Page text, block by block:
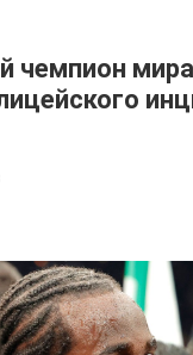
чемпион мира